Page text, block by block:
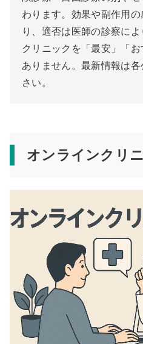
わります。効果や副作用
り、適否は医師の診察に
クリニックを「最安」「
ありません。最新情報は
さい。
オンラインクリ